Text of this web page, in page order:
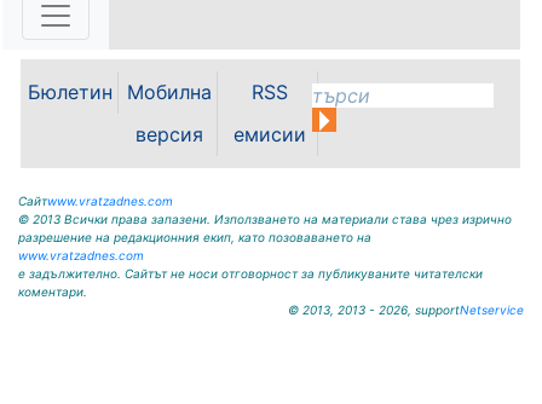
пенсионерски клубове
представиха богата кулинарна
палитра от...
Бюлетин
Мобилна
версия
RSS
емисии
Сайтwww.vratzadnes.com
© 2013 Всички права запазени. Използването на материали става чрез изрично
разрешение на редакционния екип, като позоваването на
www.vratzadnes.com
е задължително. Сайтът не носи отговорност за публикуваните читателски
коментари.
© 2013, 2013 - 2026, supportNetservice